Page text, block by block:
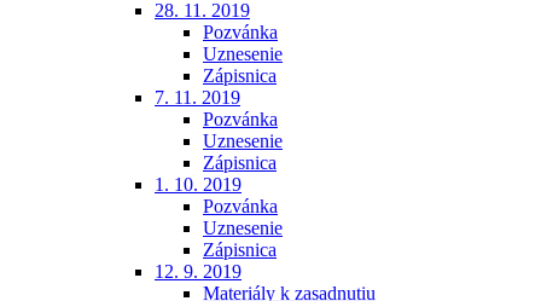
28. 11. 2019
Pozvánka
Uznesenie
Zápisnica
7. 11. 2019
Pozvánka
Uznesenie
Zápisnica
1. 10. 2019
Pozvánka
Uznesenie
Zápisnica
12. 9. 2019
Materiály k zasadnutiu